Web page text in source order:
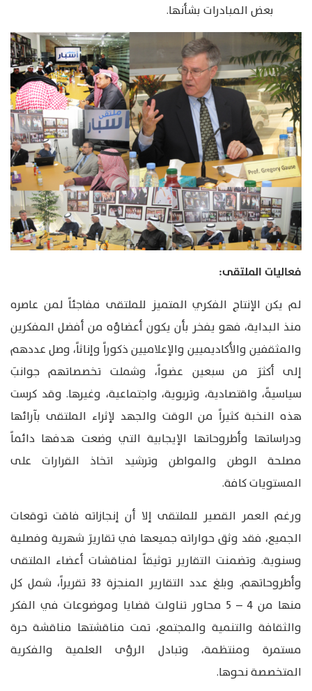
بعض المبادرات بشأنها.
فعاليات الملتقى:
لم يكن الإنتاج الفكري المتميز للملتقى مفاجئاً لمن عاصره
منذ البداية، فهو يفخر بأن يكون أعضاؤه من أفضل المفكرين
والمثقفين والأكاديميين والإعلاميين ذكوراً وإناثاً، وصل عددهم
إلى أكثرَ من سبعين عضواً، وشملت تخصصاتهم جوانبَ
سياسيةً، واقتصادية، وتربوية، واجتماعية، وغيرها. وقد كرست
هذه النخبة كثيراً من الوقت والجهد لإثراء الملتقى بآرائها
ودراساتها وأطروحاتها الإيجابية التي وضعت هدفها دائماً
مصلحة الوطن والمواطن وترشيد اتخاذ القرارات على
المستويات كافة.
ورغم العمر القصير للملتقى إلا أن إنجازاته فاقت توقعات
الجميع، فقد وثق حواراته جميعها في تقاريرَ شهرية وفصلية
وسنوية. وتضمنت التقارير توثيقاً لمناقشات أعضاء الملتقى
وأطروحاتهم. وبلغ عدد التقارير المنجزة 33 تقريراً، شمل كل
منها من 4 – 5 محاور تناولت قضايا وموضوعات في الفكر
والثقافة والتنمية والمجتمع، تمت مناقشتها مناقشة حرة
مستمرة ومنتظمة، وتبادل الرؤى العلمية والفكرية
المتخصصة نحوها.